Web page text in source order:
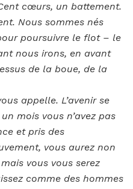
cœurs, un battement.
Nous sommes nés
poursuivre le flot – le
nous irons, en avant
de la boue, de la
appelle. L’avenir se
mois vous n’avez pas
et pris des
vous aurez non
vous vous serez
comme des hommes